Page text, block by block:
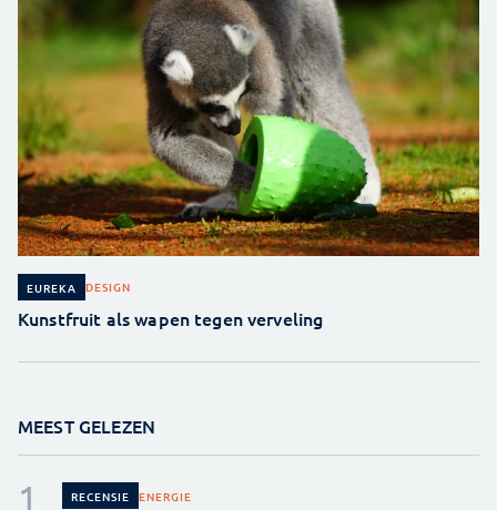
EUREKA DESIGN
Kunstfruit als wapen tegen verveling
MEEST GELEZEN
RECENSIE ENERGIE